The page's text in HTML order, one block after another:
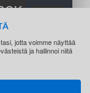
jotta voimme näyttää
ja hallinnoi niitä